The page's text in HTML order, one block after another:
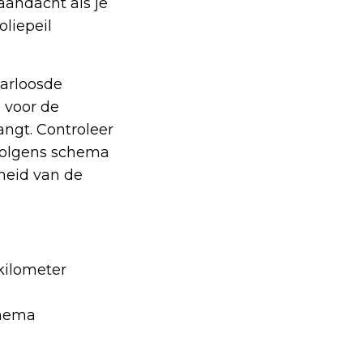
de
Controleer
schema
van de